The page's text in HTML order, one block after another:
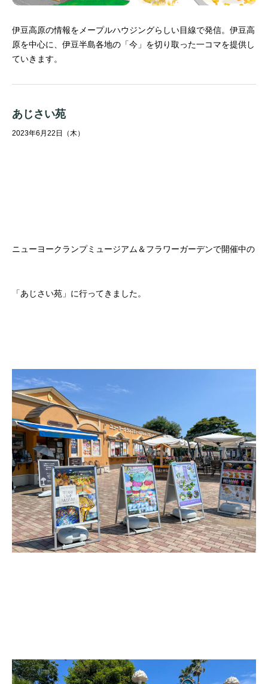
伊豆高原の情報をメープルハウジングらしい目線で発信。 伊豆高
原を中心に、伊豆半島各地の「今」を切り取った一コマを提供し
ていきます。
あじさい苑
2023年6月22日（木）
ニューヨークランプミュージアム＆フラワーガーデンで開催中の
「あじさい苑」に行ってきました。